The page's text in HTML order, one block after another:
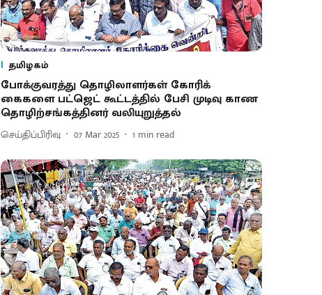
தமிழகம்
போக்​கு​வரத்து தொழிலா​ளர்​கள் கோரிக்​
கைகளை பட்​ஜெட் கூட்டத்தில் பேசி முடிவு காண
தொழிற்​சங்​கத்​தினர் வலியுறுத்​தல்
செய்திப்பிரிவு 07 Mar 2025 1 min read